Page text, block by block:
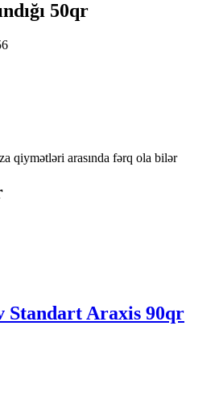
50qr
qiymətləri arasında fərq ola bilər
Standart Araxis 90qr